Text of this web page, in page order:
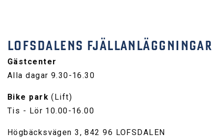
LOFSDALENS FJÄLLANLÄGGNINGAR
Gästcenter
Alla dagar 9.30-16.30
Bike park (Lift)
Tis - Lör 10.00-16.00
Högbäcksvägen 3, 842 96 LOFSDALEN